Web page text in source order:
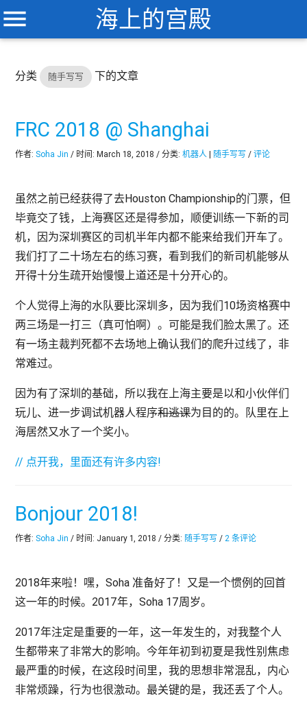
海上的宫殿
menu
分类 随手写写 下的文章
FRC 2018 @ Shanghai
作者:Soha Jin / 时间: March 18, 2018 / 分类:机器人 | 随手写写 /评论
虽然之前已经获得了去Houston Championship的门票，但
毕竟交了钱，上海赛区还是得参加，顺便训练一下新的司
机，因为深圳赛区的司机半年内都不能来给我们开车了。
我们打了二十场左右的练习赛，看到我们的新司机能够从
开得十分生疏开始慢慢上道还是十分开心的。
个人觉得上海的水队要比深圳多，因为我们10场资格赛中
两三场是一打三（真可怕啊）。可能是我们脸太黑了。还
有一场主裁判死都不去场地上确认我们的爬升过线了，非
常难过。
因为有了深圳的基础，所以我在上海主要是以和小伙伴们
玩儿、进一步调试机器人程序和逃课为目的的。队里在上
海居然又水了一个奖小。
// 点开我，里面还有许多内容!
Bonjour 2018!
作者:Soha Jin / 时间: January 1, 2018 / 分类: 随手写写 /2 条评论
2018年来啦！嘿，Soha 准备好了！又是一个惯例的回首
这一年的时候。2017年，Soha 17周岁。
2017年注定是重要的一年，这一年发生的，对我整个人
生都带来了非常大的影响。今年年初到初夏是我性别焦虑
最严重的时候，在这段时间里，我的思想非常混乱，内心
非常烦躁，行为也很激动。最关键的是，我还丢了个人。